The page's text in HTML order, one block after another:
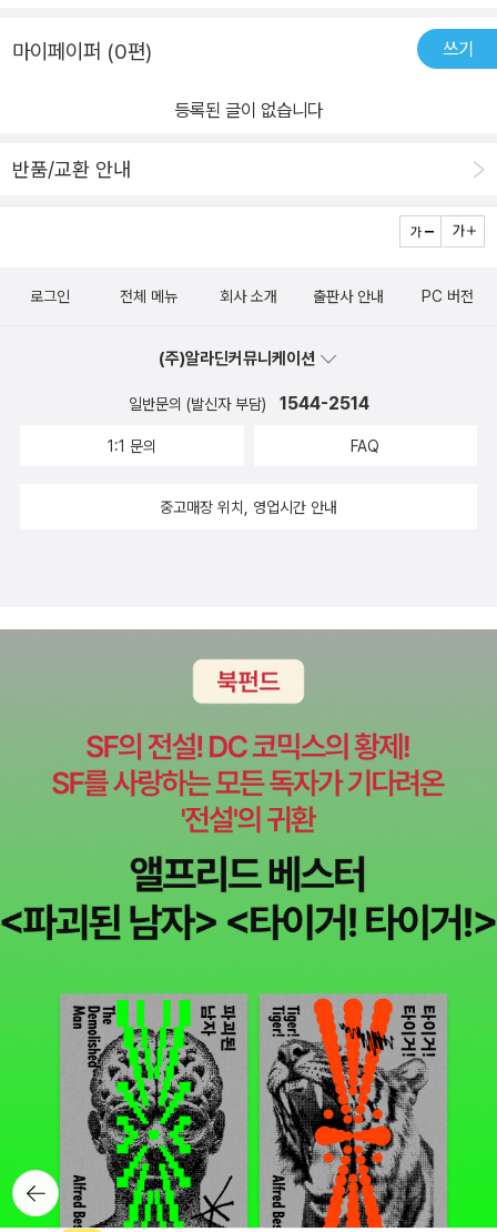
마이페이퍼 (0편) 쓰기
등록된 글이 없습니다
반품/교환 안내
뒤로가
기
로그인 전체 메뉴 회사 소개 출판사 안내 PC 버전
(주)알라딘커뮤니케이션
일반문의 (발신자 부담) 1544-2514
1:1 문의 FAQ
중고매장 위치, 영업시간 안내